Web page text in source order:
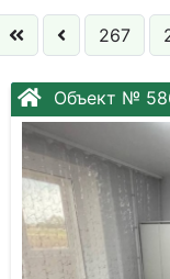
Этаж:
Слово:
267
Объект №